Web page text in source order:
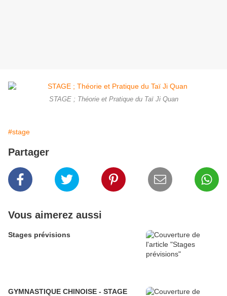
STAGE ; Théorie et Pratique du Taï Ji Quan
#stage
Partager
Vous aimerez aussi
Stages prévisions
GYMNASTIQUE CHINOISE - STAGE